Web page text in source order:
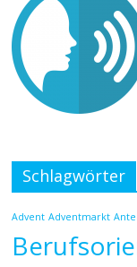
Schlagwörter
Advent Adventmarkt